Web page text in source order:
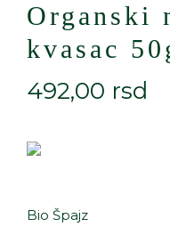
Organski
kvasac
492,00 rsd
Bio Špajz